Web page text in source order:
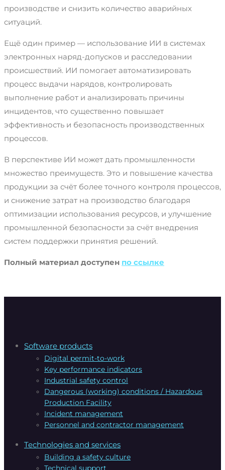
производстве и снизить количество аварийных
ситуаций.
Ещё один пример — использование ИИ в системах
электронных наряд-допусков и расследовании
происшествий. ИИ помогает автоматизировать
процесс выдачи нарядов, контролировать
выполнение работ и анализировать причины
инцидентов, что существенно повышает
эффективность и безопасность производственных
процессов.
В перспективе ИИ может дать промышленности
множество преимуществ. Это и повышение качества
продукции за счёт более точного контроля процессов,
и снижение затрат на производство благодаря
оптимизации использования ресурсов, и улучшение
промышленной безопасности за счёт внедрения
систем поддержки принятия решений.
Полный материал доступен по ссылке
Software products
Digital permit-to-work
Key performance indicators
Industrial safety control
Dangerous (working) conditions / Hazardous
Production Facility
Incident management
Personnel and contractor management
Technologies and services
Building a safety culture
Technical support